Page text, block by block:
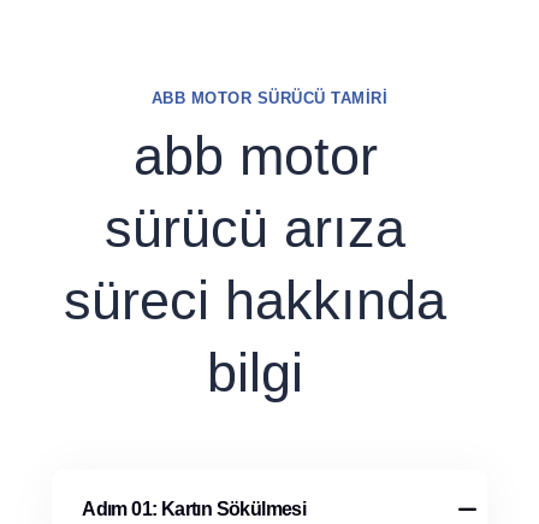
ABB MOTOR SÜRÜCÜ TAMIRI
abb motor
sürücü arıza
süreci hakkında
bilgi
Adım 01: Kartın Sökülmesi